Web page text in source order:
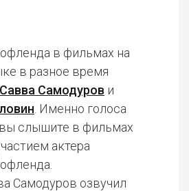
в фильмах на
в разное время
Савва Самодуров и
. Именно голоса
слышите в фильмах
актера
Самодуров озвучил